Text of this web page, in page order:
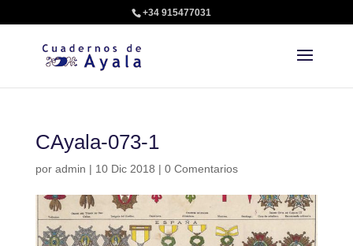
+34 915477031
CAyala-073-1
por admin | 10 Dic 2018 | 0 Comentarios